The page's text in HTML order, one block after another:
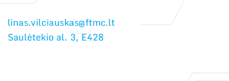
Viešieji pirkimai
Korupcijos prevencija
Administraciniai skyriai
Moksliniai skyriai
Renginiai
Saulėtekio al. 3, E428